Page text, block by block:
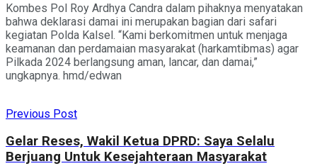
Kombes Pol Roy Ardhya Candra dalam pihaknya menyatakan
bahwa deklarasi damai ini merupakan bagian dari safari
kegiatan Polda Kalsel. “Kami berkomitmen untuk menjaga
keamanan dan perdamaian masyarakat (harkamtibmas) agar
Pilkada 2024 berlangsung aman, lancar, dan damai,”
ungkapnya. hmd/edwan
Previous Post
Gelar Reses, Wakil Ketua DPRD: Saya Selalu
Berjuang Untuk Kesejahteraan Masyarakat